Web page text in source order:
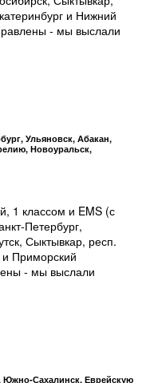
и Нижний
- мы выслали
Ульяновск, Абакан,
Новоуральск,
1 классом и EMS (с
Петербург,
Сыктывкар, респ.
Приморский
- мы выслали
Южно-Сахалинск, Еврейскую